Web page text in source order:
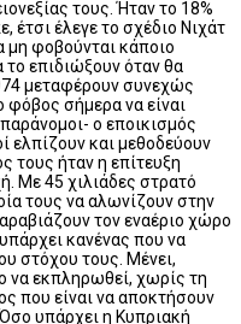
τους. Ήταν το 18%
έτσι έλεγε το σχέδιο Νιχάτ
μη φοβούνται κάποιο
επιδιώξουν όταν θα
μεταφέρουν συνεχώς
σήμερα να είναι
ο εποικισμός
ελπίζουν και μεθοδεύουν
τους ήταν η επίτευξη
Με 45 χιλιάδες στρατό
τους να αλωνίζουν στην
τον εναέριο χώρο
κανένας που να
στόχου τους. Μένει,
να εκπληρωθεί, χωρίς τη
που είναι να αποκτήσουν
υπάρχει η Κυπριακή